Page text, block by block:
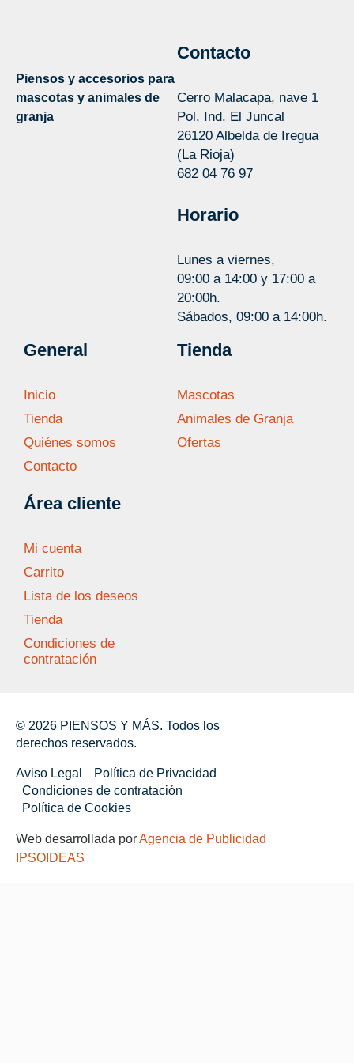
Piensos y accesorios para
mascotas y animales de
granja
Contacto
Cerro Malacapa, nave 1
Pol. Ind. El Juncal
26120 Albelda de Iregua
(La Rioja)
682 04 76 97
Horario
Lunes a viernes,
09:00 a 14:00 y 17:00 a
20:00h.
Sábados, 09:00 a 14:00h.
General
Inicio
Tienda
Quiénes somos
Contacto
Área cliente
Mi cuenta
Carrito
Lista de los deseos
Tienda
Condiciones de
contratación
Tienda
Mascotas
Animales de Granja
Ofertas
© 2026 PIENSOS Y MÁS. Todos los
derechos reservados.
Aviso Legal
Política de Privacidad
Condiciones de contratación
Política de Cookies
Web desarrollada porAgencia de Publicidad
IPSOIDEAS